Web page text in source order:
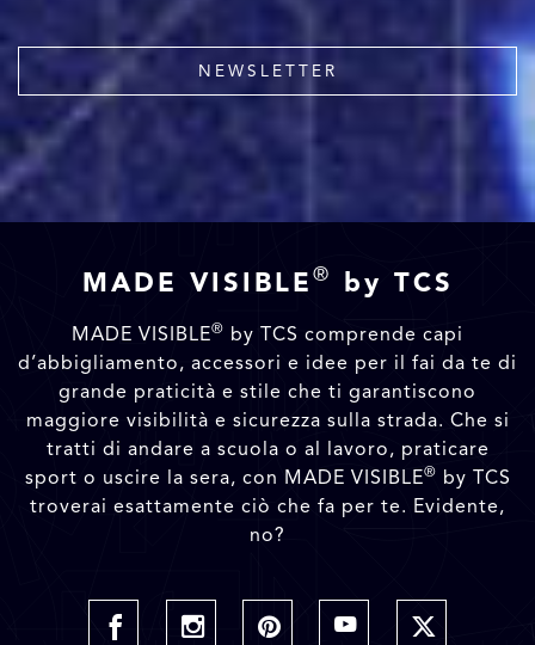
NEWSLETTER
MADE VISIBLE ® by TCS
MADE VISIBLE® by TCS comprende capi
d’abbigliamento, accessori e idee per il fai da te di
grande praticità e stile che ti garantiscono
maggiore visibilità e sicurezza sulla strada. Che si
tratti di andare a scuola o al lavoro, praticare
sport o uscire la sera, con MADE VISIBLE® by TCS
troverai esattamente ciò che fa per te. Evidente,
no?